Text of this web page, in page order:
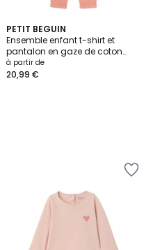
PETIT BEGUIN
Ensemble enfant t-shirt et
pantalon en gaze de coton
Santa Giulia
à partir de
20,99 €